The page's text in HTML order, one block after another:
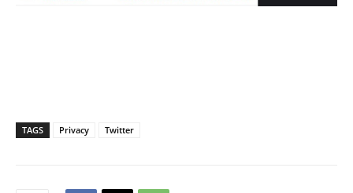
TAGS Privacy Twitter